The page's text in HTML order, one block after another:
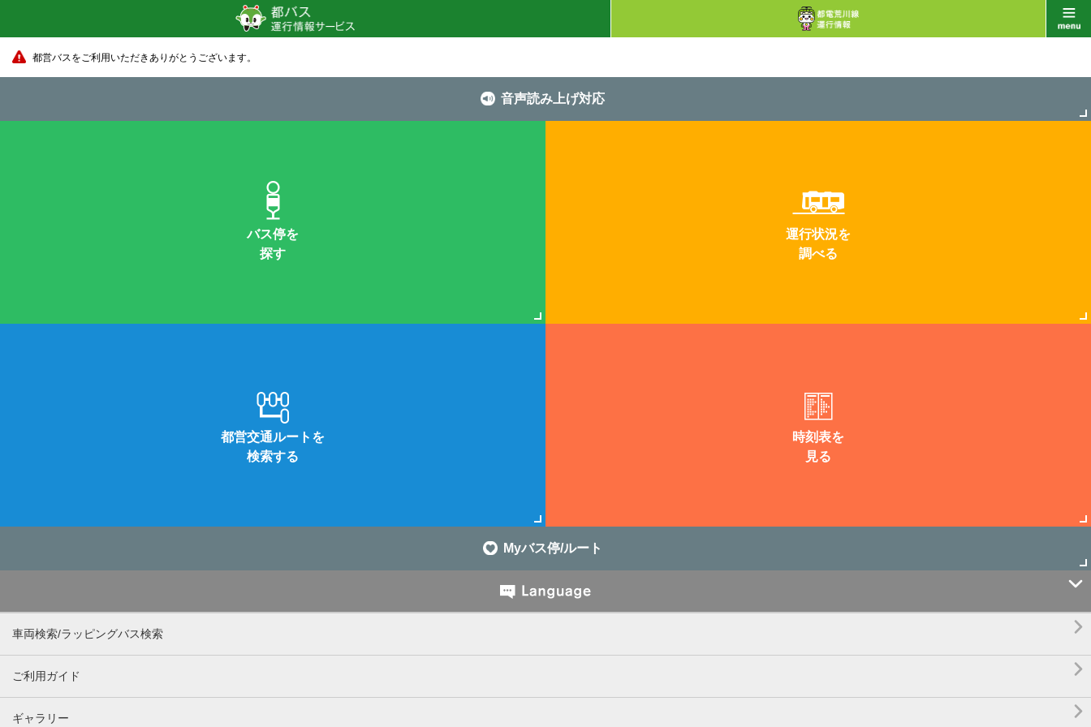
都営バスをご利用いただきありがとうございます。
音声読み上げ対応
バス停を
探す
運行状況を
調べる
都営交通ルートを
検索する
時刻表を
見る
Myバス停/ルート

車両検索/ラッピングバス検索 
ご利用ガイド 
ギャラリー 